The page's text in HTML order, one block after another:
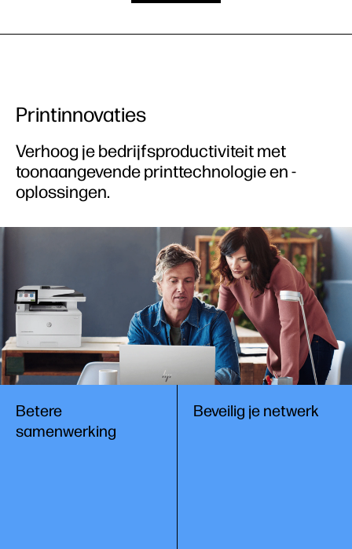
Printinnovaties
Verhoog je bedrijfsproductiviteit met
toonaangevende printtechnologie en -
oplossingen.
Betere
samenwerking
Beveilig je netwerk